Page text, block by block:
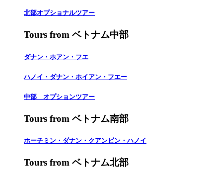
北部オプショナルツアー
Tours from ベトナム中部
ダナン・ホアン・フエ
ハノイ・ダナン・ホイアン・フエー
中部 オプションツアー
Tours from ベトナム南部
ホーチミン・ダナン・クアンビン・ハノイ
Tours from ベトナム北部